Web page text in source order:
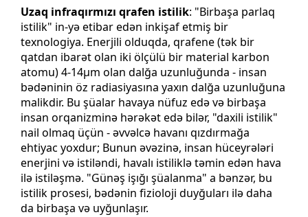
Uzaq infraqırmızı qrafen istilik: "Birbaşa parlaq
istilik" in-yə etibar edən inkişaf etmiş bir
texnologiya. Enerjili olduqda, qrafene (tək bir
qatdan ibarət olan iki ölçülü bir material karbon
atomu) 4-14μm olan dalğa uzunluğunda - insan
bədəninin öz radiasiyasına yaxın dalğa uzunluğuna
malikdir. Bu şüalar havaya nüfuz edə və birbaşa
insan orqanizminə hərəkət edə bilər, "daxili istilik"
nail olmaq üçün - əvvəlcə havanı qızdırmağa
ehtiyac yoxdur; Bunun əvəzinə, insan hüceyrələri
enerjini və istiləndi, havalı istiliklə təmin edən hava
ilə istiləşmə. "Günəş işığı şüalanma" a bənzər, bu
istilik prosesi, bədənin fizioloji duyğuları ilə daha
da birbaşa və uyğunlaşır.